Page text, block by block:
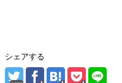
シェアする